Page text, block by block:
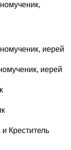
иерей
иерей
Креститель